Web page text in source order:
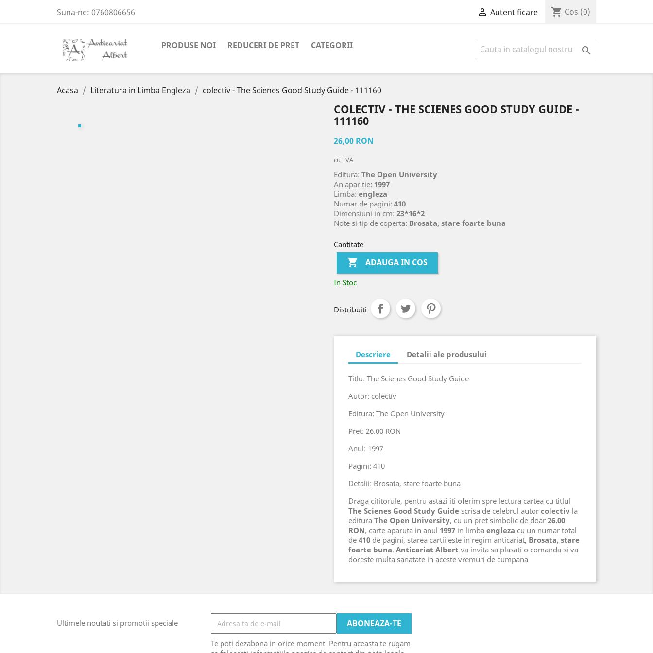
Suna-ne: 0760806656  Autentificare shopping_cart Cos (0)
PRODUSE NOI REDUCERI DE PRET CATEGORII 
Acasa Literatura in Limba Engleza colectiv - The Scienes Good Study Guide - 111160
COLECTIV - THE SCIENES GOOD STUDY GUIDE -
111160
26,00 RON
cu TVA
Editura: The Open University
An aparitie: 1997
Limba: engleza
Numar de pagini: 410
Dimensiuni in cm: 23*16*2
Note si tip de coperta: Brosata, stare foarte buna
Cantitate
 ADAUGA IN COS
In Stoc
Distribuiti
Descriere Detalii ale produsului
Titlu: The Scienes Good Study Guide
Autor: colectiv
Editura: The Open University
Pret: 26.00 RON
Anul: 1997
Pagini: 410
Detalii: Brosata, stare foarte buna
Draga cititorule, pentru astazi iti oferim spre lectura cartea cu titlul
The Scienes Good Study Guide scrisa de celebrul autor colectiv la
editura The Open University, cu un pret simbolic de doar 26.00
RON, carte aparuta in anul 1997 in limba engleza cu un numar total
de 410 de pagini, starea cartii este in regim anticariat, Brosata, stare
foarte buna. Anticariat Albert va invita sa plasati o comanda si va
doreste multa sanatate in aceste vremuri de cumpana
Ultimele noutati si promotii speciale
Te poti dezabona in orice moment. Pentru aceasta te rugam